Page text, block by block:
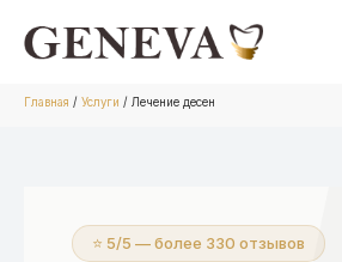
Главная / Услуги / Лечение десен
⭐ 5/5 — более 330 отзывов